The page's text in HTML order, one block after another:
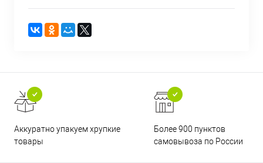
Аккуратно упакуем хрупкие
товары
Более 900 пунктов
самовывоза по России